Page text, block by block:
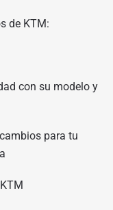
de KTM:
con su modelo y
para tu